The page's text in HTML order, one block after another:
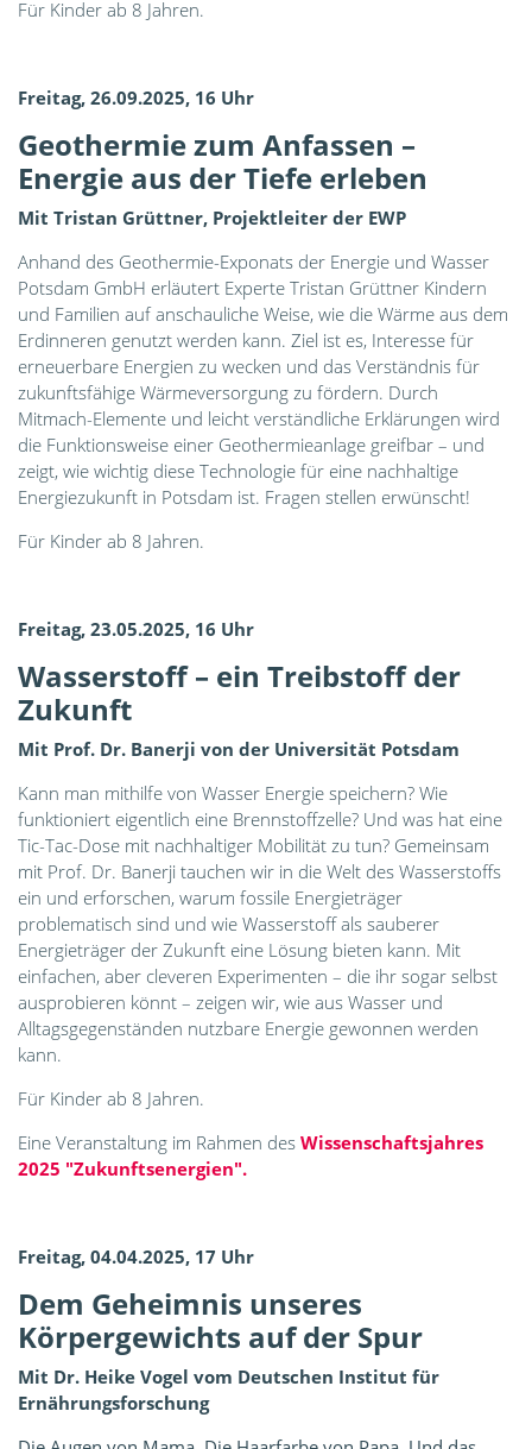
Für Kinder ab 8 Jahren.
Freitag, 26.09.2025, 16 Uhr
Geothermie zum Anfassen –
Energie aus der Tiefe erleben
Mit Tristan Grüttner, Projektleiter der EWP
Anhand des Geothermie-Exponats der Energie und Wasser
Potsdam GmbH erläutert Experte Tristan Grüttner Kindern
und Familien auf anschauliche Weise, wie die Wärme aus dem
Erdinneren genutzt werden kann. Ziel ist es, Interesse für
erneuerbare Energien zu wecken und das Verständnis für
zukunftsfähige Wärmeversorgung zu fördern. Durch
Mitmach-Elemente und leicht verständliche Erklärungen wird
die Funktionsweise einer Geothermieanlage greifbar – und
zeigt, wie wichtig diese Technologie für eine nachhaltige
Energiezukunft in Potsdam ist. Fragen stellen erwünscht!
Für Kinder ab 8 Jahren.
Freitag, 23.05.2025, 16 Uhr
Wasserstoff – ein Treibstoff der
Zukunft
Mit Prof. Dr. Banerji von der Universität Potsdam
Kann man mithilfe von Wasser Energie speichern? Wie
funktioniert eigentlich eine Brennstoffzelle? Und was hat eine
Tic-Tac-Dose mit nachhaltiger Mobilität zu tun? Gemeinsam
mit Prof. Dr. Banerji tauchen wir in die Welt des Wasserstoffs
ein und erforschen, warum fossile Energieträger
problematisch sind und wie Wasserstoff als sauberer
Energieträger der Zukunft eine Lösung bieten kann. Mit
einfachen, aber cleveren Experimenten – die ihr sogar selbst
ausprobieren könnt – zeigen wir, wie aus Wasser und
Alltagsgegenständen nutzbare Energie gewonnen werden
kann.
Für Kinder ab 8 Jahren.
Eine Veranstaltung im Rahmen des Wissenschaftsjahres
2025 "Zukunftsenergien".
Freitag, 04.04.2025, 17 Uhr
Dem Geheimnis unseres
Körpergewichts auf der Spur
Mit Dr. Heike Vogel vom Deutschen Institut für
Ernährungsforschung